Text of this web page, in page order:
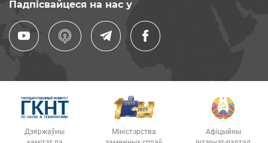
Падпісвайцеся на нас у
Дзяржаўны
Міністэрства
Афіцыйны